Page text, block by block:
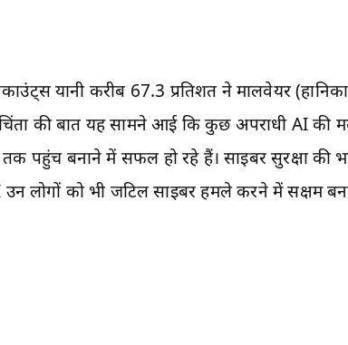
यानी करीब 67.3 प्रतिशत ने मालवेयर
की बात यह सामने आई कि कुछ अपराधी AI की
बनाने में सफल हो रहे हैं। साइबर सुरक्षा की
लोगों को भी जटिल साइबर हमले करने में सक्षम